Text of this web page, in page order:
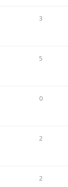
3
5
0
2
2